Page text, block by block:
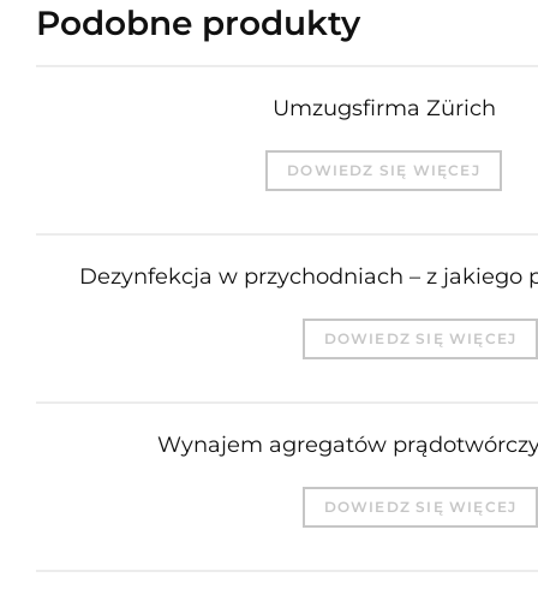
Podobne produkty
Umzugsfirma Zürich
DOWIEDZ SIĘ WIĘCEJ
Dezynfekcja w przychodniach – z jakiego
DOWIEDZ SIĘ WIĘCEJ
Wynajem agregatów
DOWIEDZ SIĘ WIĘCEJ